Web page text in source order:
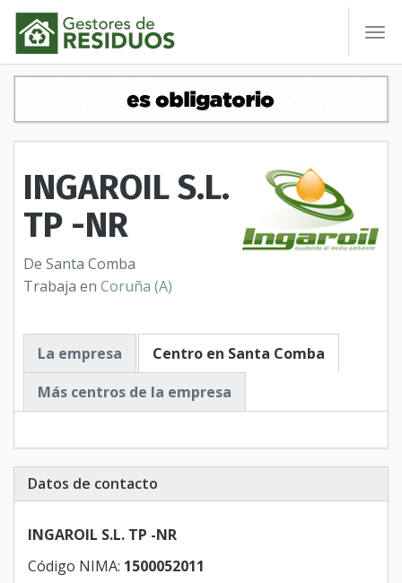
INGAROIL S.L.
TP -NR
De Santa Comba
Trabaja en Coruña (A)
La empresa
Centro en Santa Comba
Más centros de la empresa
Datos de contacto
INGAROIL S.L. TP -NR
Código NIMA: 1500052011